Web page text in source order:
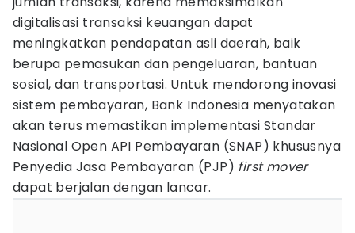
digitalisasi transaksi keuangan dapat
meningkatkan pendapatan asli daerah, baik
berupa pemasukan dan pengeluaran, bantuan
sosial, dan transportasi. Untuk mendorong inovasi
sistem pembayaran, Bank Indonesia menyatakan
akan terus memastikan implementasi Standar
Nasional Open API Pembayaran (SNAP) khususnya
Penyedia Jasa Pembayaran (PJP) first mover
dapat berjalan dengan lancar.